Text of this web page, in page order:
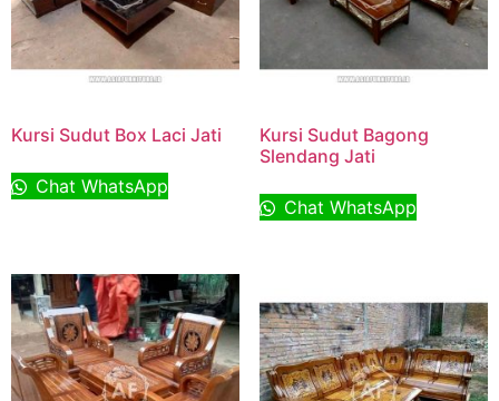
Kursi Sudut Box Laci Jati
Chat WhatsApp
Kursi Sudut Bagong
Slendang Jati
Chat WhatsApp